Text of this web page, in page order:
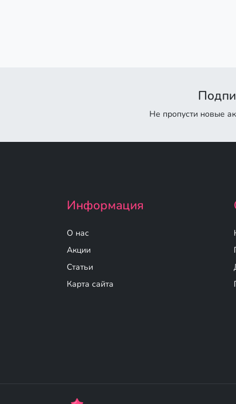
Не пропусти новые
Информация
О нас
Акции
Статьи
Карта сайта